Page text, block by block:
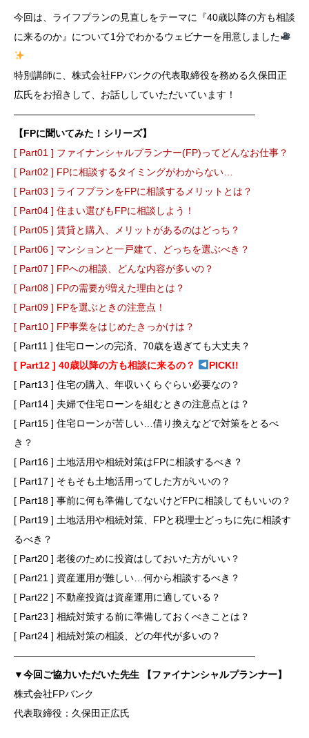
今回は、ライフプランの見直しをテーマに『40歳以降の方も相談
に来るのか』について1分でわかるウェビナーを用意しました
特別講師に、株式会社FPバンクの代表取締役を務める久保田正
広氏をお招きして、お話ししていただいています！
―――――――――――――――――――――――――
【FPに聞いてみた！シリーズ】
[ Part01 ] ファイナンシャルプランナー(FP)ってどんなお仕事？
[ Part02 ] FPに相談するタイミングがわからない…
[ Part03 ] ライフプランをFPに相談するメリットとは？
[ Part04 ] 住まい選びもFPに相談しよう！
[ Part05 ] 賃貸と購入、メリットがあるのはどっち？
[ Part06 ] マンションと一戸建て、どっちを選ぶべき？
[ Part07 ] FPへの相談、どんな内容が多いの？
[ Part08 ] FPの需要が増えた理由とは？
[ Part09 ] FPを選ぶときの注意点！
[ Part10 ] FP事業をはじめたきっかけは？
[ Part11 ] 住宅ローンの完済、70歳を過ぎても大丈夫？
[ Part12 ] 40歳以降の方も相談に来るの？
PICK!!
[ Part13 ] 住宅の購入、年収いくらぐらい必要なの？
[ Part14 ] 夫婦で住宅ローンを組むときの注意点とは？
[ Part15 ] 住宅ローンが苦しい…借り換えなどで対策をとるべ
き？
[ Part16 ] 土地活用や相続対策はFPに相談するべき？
[ Part17 ] そもそも土地活用ってした方がいいの？
[ Part18 ] 事前に何も準備してないけどFPに相談してもいいの？
[ Part19 ] 土地活用や相続対策、FPと税理士どっちに先に相談す
るべき？
[ Part20 ] 老後のために投資はしておいた方がいい？
[ Part21 ] 資産運用が難しい…何から相談するべき？
[ Part22 ] 不動産投資は資産運用に適している？
[ Part23 ] 相続対策する前に準備しておくべきことは？
[ Part24 ] 相続対策の相談、どの年代が多いの？
―――――――――――――――――――――――――
▼今回ご協力いただいた先生 【ファイナンシャルプランナー】
株式会社FPバンク
代表取締役：久保田正広氏